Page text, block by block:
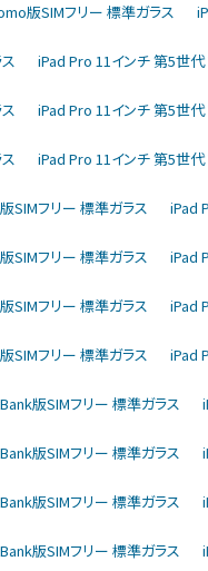
版SIMフリー 標準ガラス
iPad Pro 11インチ 第5世
iPad Pro 11インチ 第5世
iPad Pro 11インチ 第5世
SIMフリー 標準ガラス iPad
SIMフリー 標準ガラス iPad
SIMフリー 標準ガラス iPad
SIMフリー 標準ガラス iPad
版SIMフリー 標準ガラス
版SIMフリー 標準ガラス
版SIMフリー 標準ガラス
版SIMフリー 標準ガラス